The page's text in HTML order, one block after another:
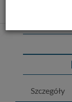
Szczegóły